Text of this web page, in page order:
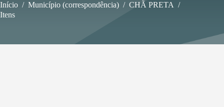
Início / Município (correspondência) / CHÃ PRETA /
Itens